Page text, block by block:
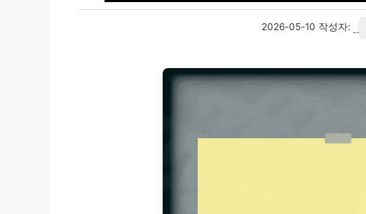
2026-05-10 작성자: